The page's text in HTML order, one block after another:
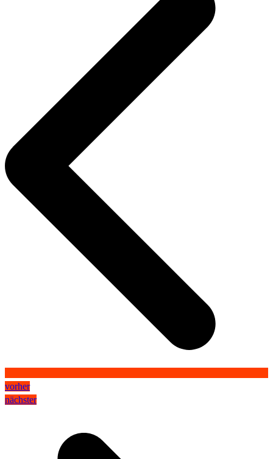
vorher
nächster